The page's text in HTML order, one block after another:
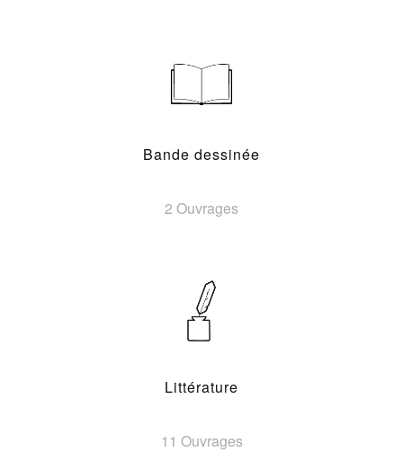
Bande dessinée
2 Ouvrages
Littérature
11 Ouvrages